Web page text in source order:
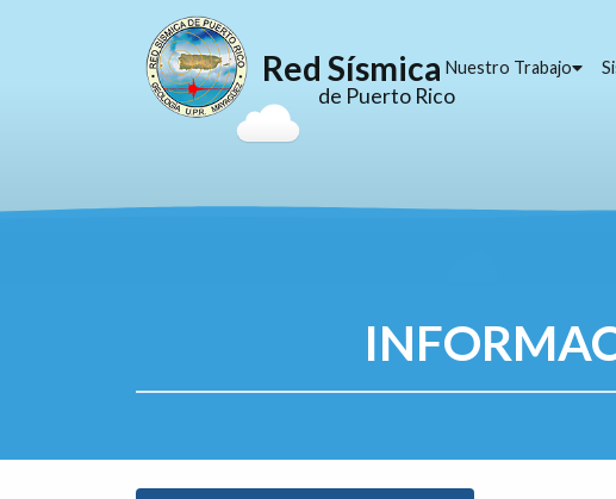
Red Sísmica
de Puerto Rico
Nuestro Trabajo